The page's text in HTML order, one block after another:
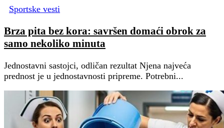
Sportske vesti
Brza pita bez kora: savršen domaći obrok za
samo nekoliko minuta
Jednostavni sastojci, odličan rezultat Njena najveća
prednost je u jednostavnosti pripreme. Potrebni...